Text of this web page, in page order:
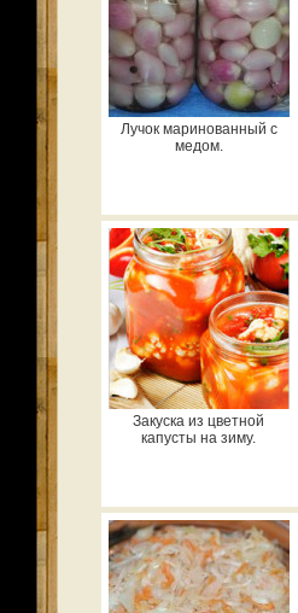
Лучок маринованный с
медом.
Закуска из цветной
капусты на зиму.